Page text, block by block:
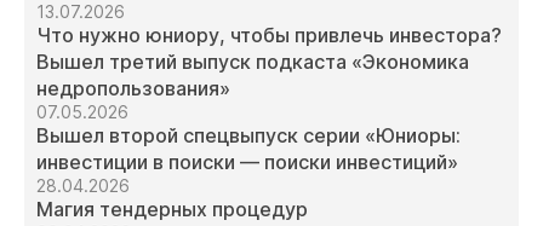
13.07.2026
Что нужно юниору, чтобы привлечь инвестора?
Вышел третий выпуск подкаста «Экономика
недропользования»
07.05.2026
Вышел второй спецвыпуск серии «Юниоры:
инвестиции в поиски — поиски инвестиций»
28.04.2026
Магия тендерных процедур